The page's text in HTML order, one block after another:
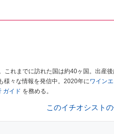
れまでに訪れた国は約40ヶ国。出産
様々な情報を発信中。2020年にワイン
ガイド を務める。
このイチオシスト